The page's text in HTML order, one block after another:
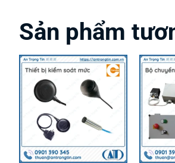
Sản phẩm